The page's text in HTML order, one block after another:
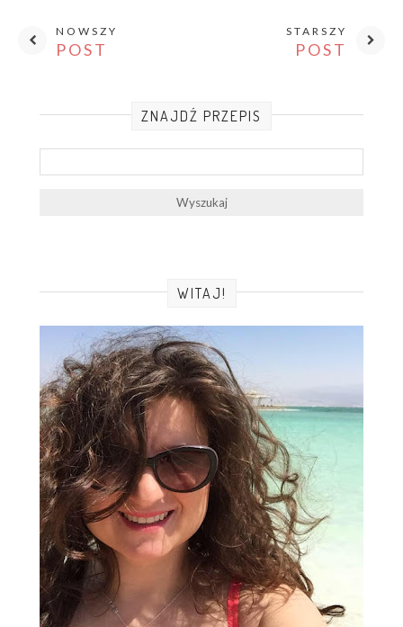
NOWSZY
POST
STARSZY
POST
ZNAJDŹ PRZEPIS
WITAJ!